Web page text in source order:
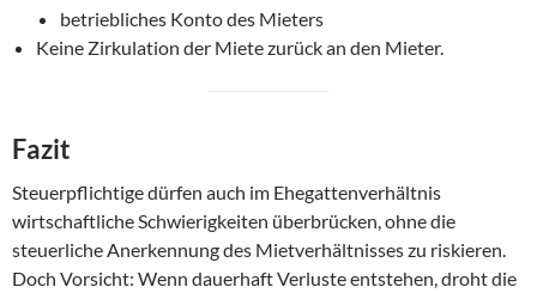
betriebliches Konto des Mieters
Keine Zirkulation der Miete zurück an den Mieter.
Fazit
Steuerpflichtige dürfen auch im Ehegattenverhältnis
wirtschaftliche Schwierigkeiten überbrücken, ohne die
steuerliche Anerkennung des Mietverhältnisses zu riskieren.
Doch Vorsicht: Wenn dauerhaft Verluste entstehen, droht die